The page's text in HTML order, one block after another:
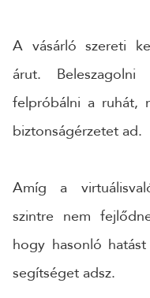
A vásárló szereti
árut.
felpróbálni a ruhát,
biztonságérzetet ad.
Amíg a
szintre nem
hogy hasonló
segítséget adsz.